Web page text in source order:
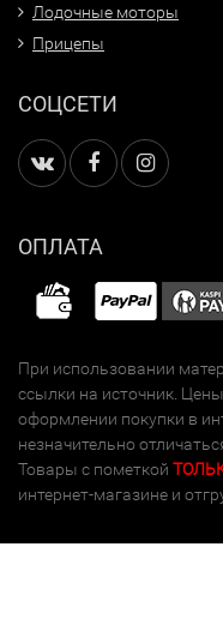
Лодочные моторы
Прицепы
СОЦСЕТИ
ОПЛАТА
При использовании
ссылки на источник.
оформлении покупки в
незначительно
Товары с пометкой
интернет-магазине и